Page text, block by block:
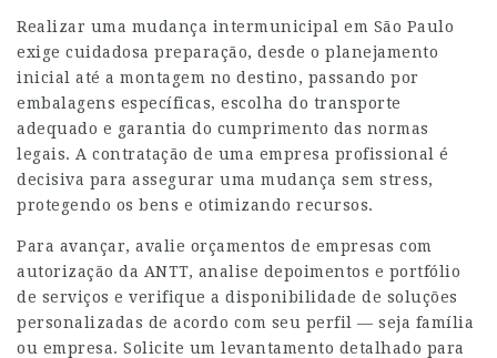
Realizar uma mudança intermunicipal em São Paulo
exige cuidadosa preparação, desde o planejamento
inicial até a montagem no destino, passando por
embalagens específicas, escolha do transporte
adequado e garantia do cumprimento das normas
legais. A contratação de uma empresa profissional é
decisiva para assegurar uma mudança sem stress,
protegendo os bens e otimizando recursos.
Para avançar, avalie orçamentos de empresas com
autorização da ANTT, analise depoimentos e portfólio
de serviços e verifique a disponibilidade de soluções
personalizadas de acordo com seu perfil — seja família
ou empresa. Solicite um levantamento detalhado para